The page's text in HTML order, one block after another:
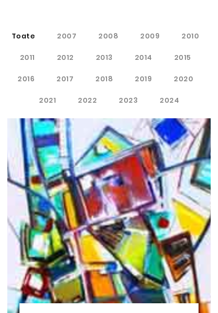
Toate 2007 2008 2009 2010
2011 2012 2013 2014 2015
2016 2017 2018 2019 2020
2021 2022 2023 2024